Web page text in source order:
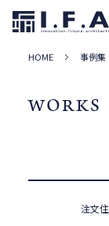
HOME 事例集
WORKS
注文